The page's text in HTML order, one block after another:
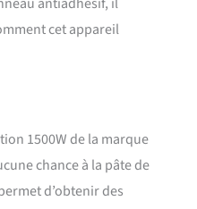
cet appareil
1500W de la marque
chance à la pâte de
d’obtenir des